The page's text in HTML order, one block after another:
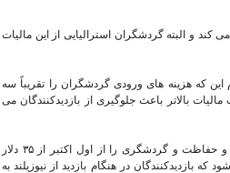
کند و البته گردشگران استرالیایی از این مالیات
این که هزینه های ورودی گردشگران را تقریباً سه
بالاتر باعث جلوگیری از بازدیدکنندگان می
دولت نیوزلند در بیانیه‌ای اعلام کرد که هزینه‌های بازدیدکنندگان بین‌المللی و حفاظت و گردشگری را از اول اکتبر از ۳۵ دلار
اطمینان حاصل شود که بازدیدکنندگان در هنگام بازدید از نیوزیلند به